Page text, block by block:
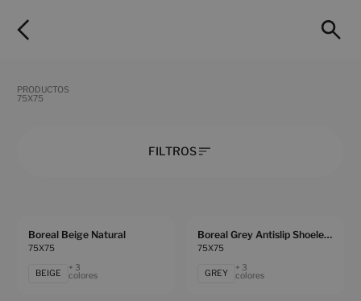
PRODUCTOS
75X75
FILTROS
Boreal Beige Natural
75X75
BEIGE
+ 3
colores
Boreal Grey Antislip Shoeless
75X75
GREY
+ 3
colores